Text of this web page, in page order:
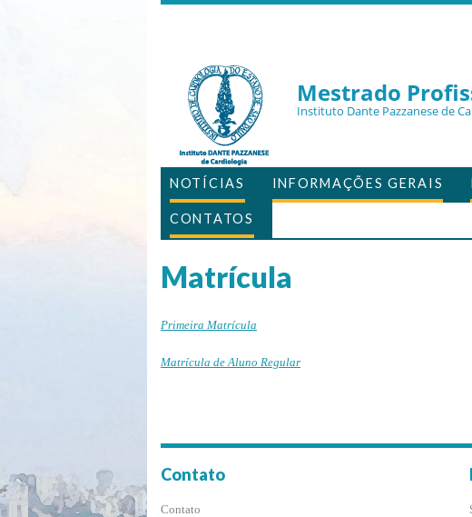
Mestrado
Instituto Dante Pazzanese de
NOTÍCIAS INFORMAÇÕES GERAIS
CONTATOS
Matrícula
Primeira Matrícula
Matrícula de Aluno Regular
Contato
Contato